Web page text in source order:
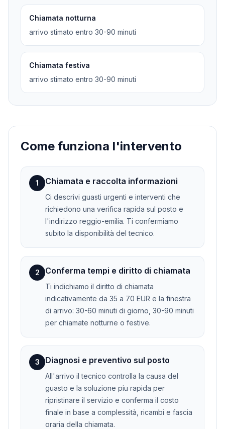
Chiamata notturna
arrivo stimato entro 30-90 minuti
Chiamata festiva
arrivo stimato entro 30-90 minuti
Come funziona l'intervento
1 Chiamata e raccolta informazioni
Ci descrivi guasti urgenti e interventi che
richiedono una verifica rapida sul posto e
l'indirizzo reggio-emilia. Ti confermiamo
subito la disponibilità del tecnico.
2 Conferma tempi e diritto di chiamata
Ti indichiamo il diritto di chiamata
indicativamente da 35 a 70 EUR e la finestra
di arrivo: 30-60 minuti di giorno, 30-90 minuti
per chiamate notturne o festive.
3 Diagnosi e preventivo sul posto
All'arrivo il tecnico controlla la causa del
guasto e la soluzione piu rapida per
ripristinare il servizio e conferma il costo
finale in base a complessità, ricambi e fascia
oraria della chiamata.